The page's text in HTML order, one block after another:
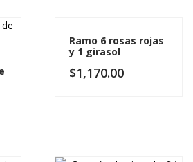
Ramo 6 rosas rojas
y 1 girasol
$1,170.00